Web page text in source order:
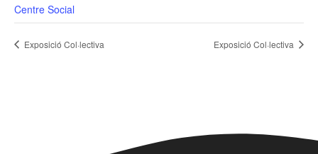
Centre Social
Exposició Col·lectiva Exposició Col·lectiva